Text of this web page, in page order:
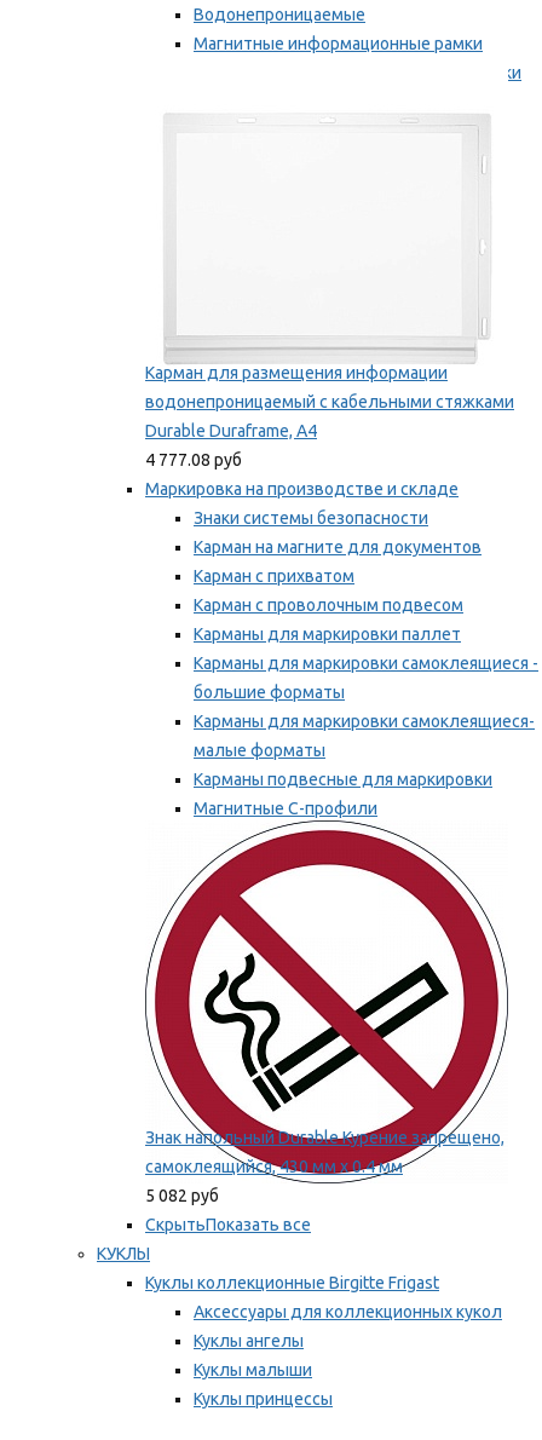
Водонепроницаемые
Магнитные информационные рамки
Самоклеящиеся информационные рамки
Карман для размещения информации
водонепроницаемый с кабельными стяжками
Durable Duraframe, А4
4 777.08 руб
Маркировка на производстве и складе
Знаки системы безопасности
Карман на магните для документов
Карман с прихватом
Карман с проволочным подвесом
Карманы для маркировки паллет
Карманы для маркировки самоклеящиеся -
большие форматы
Карманы для маркировки самоклеящиеся-
малые форматы
Карманы подвесные для маркировки
Магнитные С-профили
Напольная маркировка
Мы рекомендуем
Знак напольный Durable Курение запрещено,
самоклеящийся, 430 мм х 0.4 мм
5 082 руб
СкрытьПоказать все
КУКЛЫ
Куклы коллекционные Birgitte Frigast
Аксессуары для коллекционных кукол
Куклы ангелы
Куклы малыши
Куклы принцессы